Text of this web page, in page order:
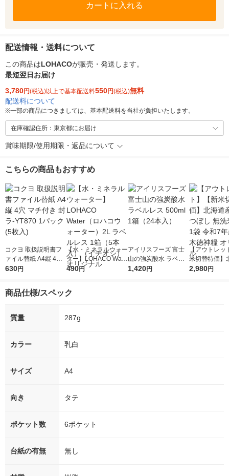
カートに入れる
配送情報・送料について
この商品はLOHACOが販売・発送します。
最短翌日お届け
3,780円(税込)以上で基本配送料550円(税込)無料
配送料について
※一部の商品につきましては、基本配送料を当社が負担いたします。
在庫確認住所：東京都にお届け
賞味期限/使用期限・返品について
こちらの商品もおすすめ
コクヨ 取扱説明書フ
ァイル替紙 A4縦 4穴
マチ付き 封 ラ-YT870
630円
【水・ミネラルウォー
ター】LOHACO Wate
r（ロハコウォータ
シ） オリジナル
490円
アイリスフーズ 富士
山の強炭酸水 ラベル
レス 500ml 1箱（24
1,420円
【アウトレッ
米切替特価】
ななつぼし 無
2,980円
商品仕様/スペック
質量 287g
カラー 乳白
サイズ A4
向き タテ
ポケット数 6ポケット
台紙の有無 無し